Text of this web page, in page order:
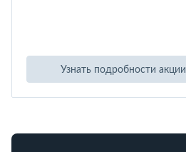
Узнать подробности акции